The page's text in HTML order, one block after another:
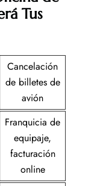
Tus
Cancelación
de billetes de
avión
Franquicia de
equipaje,
facturación
online